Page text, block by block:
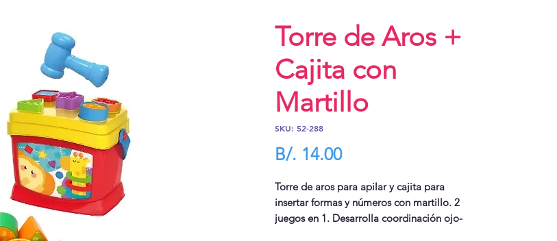
Torre de Aros +
Cajita con
Martillo
SKU: 52-288
B/. 14.00Precio
Torre de aros para apilar y cajita para
insertar formas y números con martillo. 2
juegos en 1. Desarrolla coordinación ojo-